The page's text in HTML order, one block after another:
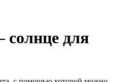
для